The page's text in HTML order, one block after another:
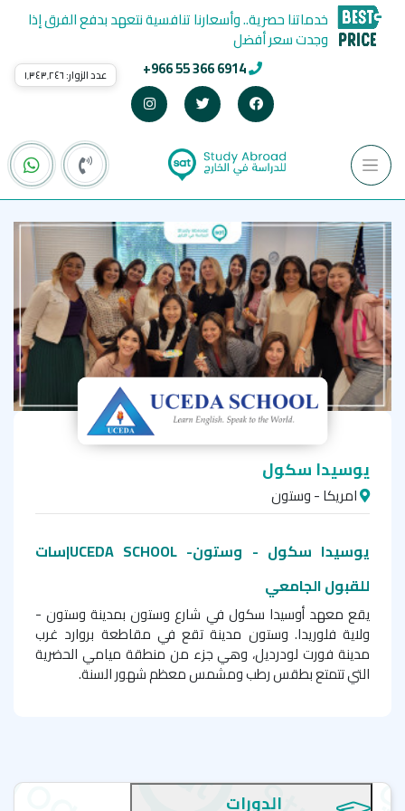
+966 55 366 6914
خدماتنا حصرية.. وأسعارنا تنافسية نتعهد بدفع الفرق إذا
وجدت سعر أفضل
عدد الزوار: ١٬٣٤٣٬٢٤٦
يوسيدا سكول
امريكا - وستون
يوسيدا سكول - وستون- UCEDA SCHOOL|سات
للقبول الجامعي
يقع معهد أوسيدا سكول في شارع وستون بمدينة وستون -
ولاية فلوريدا. وستون مدينة تقع في مقاطعة بروارد غرب
مدينة فورت لودرديل، وهي جزء من منطقة ميامي الحضرية
التي تتمتع بطقس رطب ومشمس معظم شهور السنة.
واسعة، بالإضافة إلى معمل كمبيوتر، واستراحة للطلبة،
الدورات